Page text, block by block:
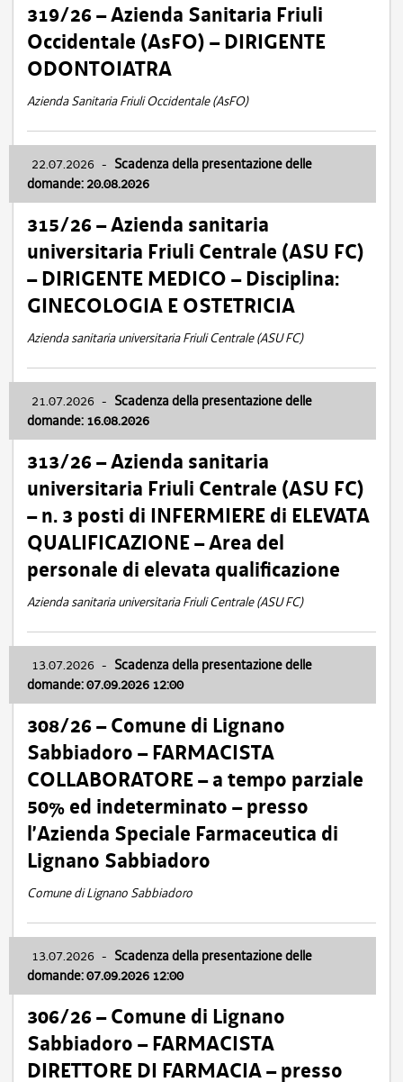
319/26 – Azienda Sanitaria Friuli
Occidentale (AsFO) – DIRIGENTE
ODONTOIATRA
Azienda Sanitaria Friuli Occidentale (AsFO)
22.07.2026 - Scadenza della presentazione delle
domande: 20.08.2026
315/26 – Azienda sanitaria
universitaria Friuli Centrale (ASU FC)
– DIRIGENTE MEDICO – Disciplina:
GINECOLOGIA E OSTETRICIA
Azienda sanitaria universitaria Friuli Centrale (ASU FC)
21.07.2026 - Scadenza della presentazione delle
domande: 16.08.2026
313/26 – Azienda sanitaria
universitaria Friuli Centrale (ASU FC)
– n. 3 posti di INFERMIERE di ELEVATA
QUALIFICAZIONE – Area del
personale di elevata qualificazione
Azienda sanitaria universitaria Friuli Centrale (ASU FC)
13.07.2026 - Scadenza della presentazione delle
domande: 07.09.2026 12:00
308/26 – Comune di Lignano
Sabbiadoro – FARMACISTA
COLLABORATORE – a tempo parziale
50% ed indeterminato – presso
l’Azienda Speciale Farmaceutica di
Lignano Sabbiadoro
Comune di Lignano Sabbiadoro
13.07.2026 - Scadenza della presentazione delle
domande: 07.09.2026 12:00
306/26 – Comune di Lignano
Sabbiadoro – FARMACISTA
DIRETTORE DI FARMACIA – presso